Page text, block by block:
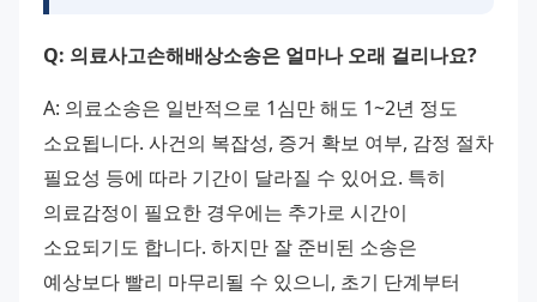
Q: 의료사고손해배상소송은 얼마나 오래 걸리나요?
A: 의료소송은 일반적으로 1심만 해도 1~2년 정도
소요됩니다. 사건의 복잡성, 증거 확보 여부, 감정 절차
필요성 등에 따라 기간이 달라질 수 있어요. 특히
의료감정이 필요한 경우에는 추가로 시간이
소요되기도 합니다. 하지만 잘 준비된 소송은
예상보다 빨리 마무리될 수 있으니, 초기 단계부터